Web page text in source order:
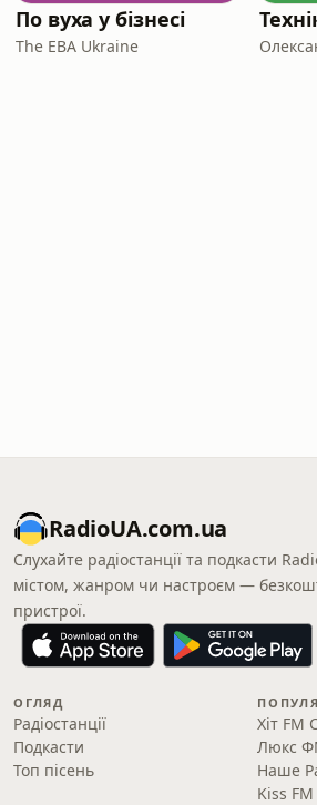
По вуха у бізнесі
The EBA Ukraine
RadioUA.com.ua
Слухайте радіостанції та подкасти
містом, жанром чи настроєм —
пристрої.
ОГЛЯД
Радіостанції
Подкасти
Топ пісень
Хіт FM
Люкс
Наше
Kiss